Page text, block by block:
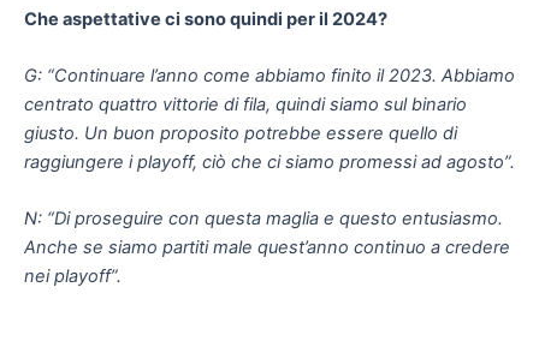
Che aspettative ci sono quindi per il 2024?
G: “Continuare l’anno come abbiamo finito il 2023. Abbiamo
centrato quattro vittorie di fila, quindi siamo sul binario
giusto. Un buon proposito potrebbe essere quello di
raggiungere i playoff, ciò che ci siamo promessi ad agosto”.
N: “Di proseguire con questa maglia e questo entusiasmo.
Anche se siamo partiti male quest’anno continuo a credere
nei playoff”.